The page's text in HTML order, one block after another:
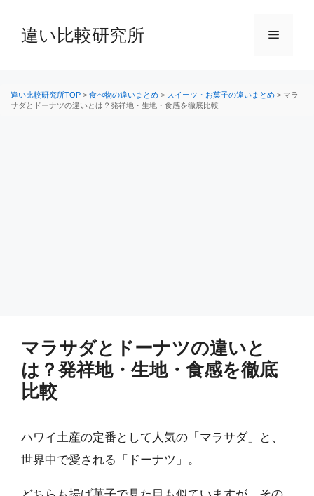
へ
違い比較研究所 メ
違い比較研究所TOP > 食べ物の違いまとめ > スイーツ・お菓子の違いまとめ > マラ
サダとドーナツの違いとは？発祥地・生地・食感を徹底比較
マラサダとドーナツの違いと
は？発祥地・生地・食感を徹底
比較
ハワイ土産の定番として人気の「マラサダ」と、
世界中で愛される「ドーナツ」。